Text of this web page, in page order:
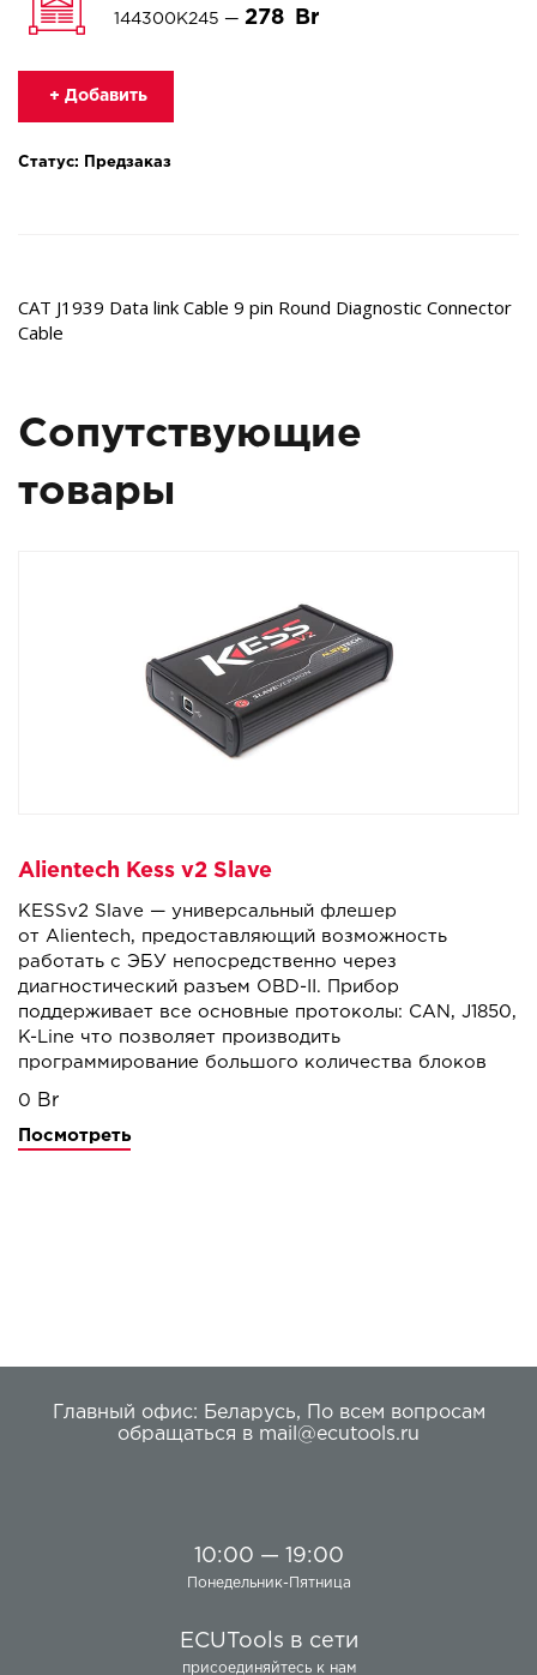
144300K245 — 278
+ Добавить
Статус: Предзаказ
CAT J1939 Data link Cable 9 pin Round Diagnostic Connector
Cable
Сопутствующие
товары
Alientech Kess v2 Slave
KESSv2 Slave — универсальный флешер
от Alientech, предоставляющий возможность
работать с ЭБУ непосредственно через
диагностический разъем OBD-II. Прибор
поддерживает все основные протоколы: CAN, J1850,
K-Line что позволяет производить
программирование большого количества блоков
KESSv2 прост в использовании и обеспечивает
0
Посмотреть
Главный офис: Беларусь,
По всем вопросам
обращаться в mail@ecutools.ru
10:00 — 19:00
Понедельник-Пятница
ECUTools в сети
присоединяйтесь к нам